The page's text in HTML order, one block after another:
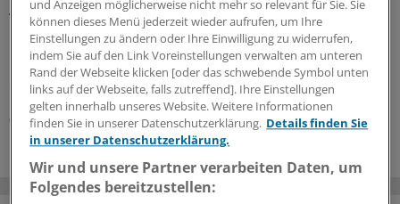
Ab der Diagnose einer Tumorerkrankung soll der
Ernährungsstatus mit validierten Assessment-Tools
regelmäßig erfasst werden und bei einer
Mangelernährung eine Ernährungsintervention
empfohlen werden.
01.08.2026
und Anzeigen möglicherweise nicht mehr so relevant für Sie. Sie
können dieses Menü jederzeit wieder aufrufen, um Ihre
Einstellungen zu ändern oder Ihre Einwilligung zu widerrufen,
indem Sie auf den Link Voreinstellungen verwalten am unteren
Rand der Webseite klicken [oder das schwebende Symbol unten
links auf der Webseite, falls zutreffend]. Ihre Einstellungen
gelten innerhalb unseres Website. Weitere Informationen
finden Sie in unserer Datenschutzerklärung. Details finden Sie
in unserer Datenschutzerklärung.
Wir und unsere Partner verarbeiten Daten, um
Folgendes bereitzustellen: